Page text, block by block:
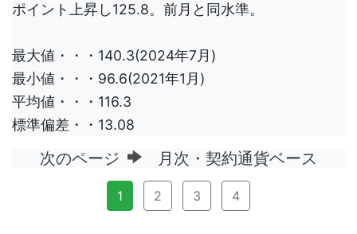
ポイント上昇し125.8。前月と同水準。
最大値・・・140.3(2024年7月)
最小値・・・96.6(2021年1月)
平均値・・・116.3
標準偏差・・13.08
次のページ 月次・契約通貨ベース
1 2 3 4